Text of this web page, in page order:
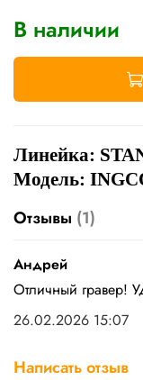
В наличии
Линейка:
Модель:
Отзывы (1)
Андрей
Отличный гравер!
26.02.2026 15:07
Написать отзыв